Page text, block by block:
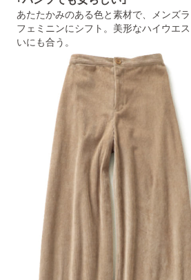
あたたかみのある色と素材で、メンズ
フェミニンにシフト。美形なハイウエ
いにも合う。